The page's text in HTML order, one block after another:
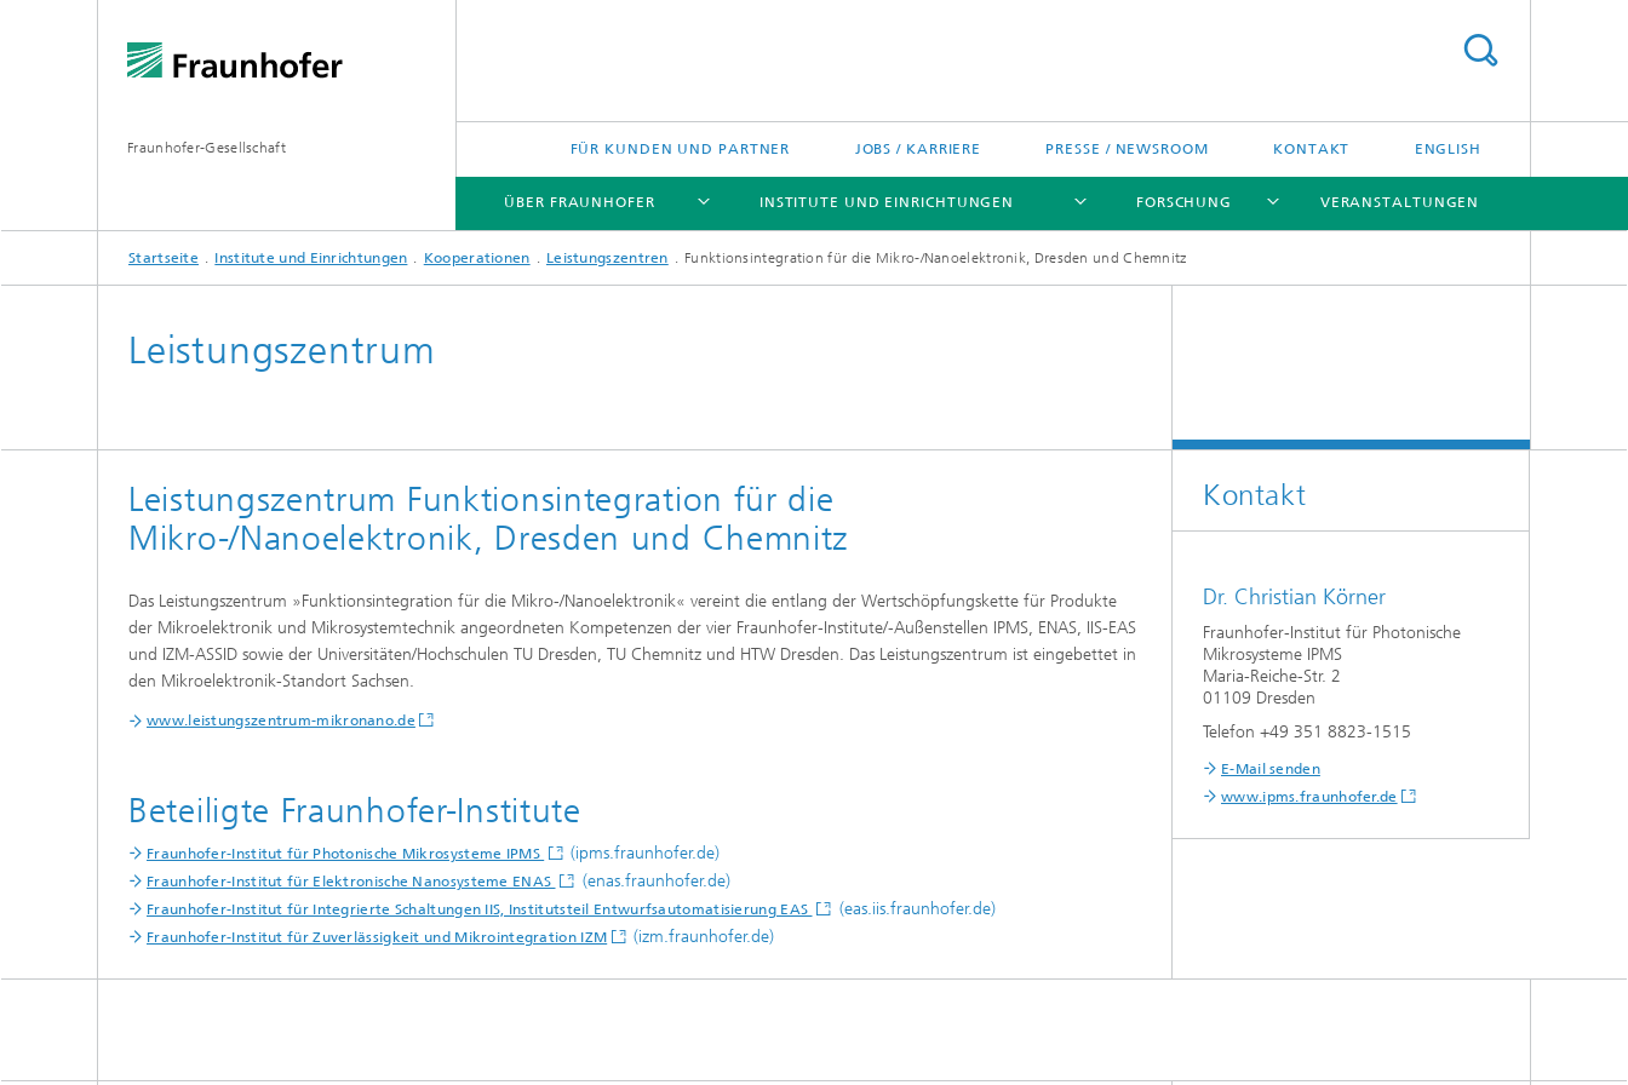
Fraunhofer-Gesellschaft FÜR KUNDEN UND PARTNER JOBS / KARRIERE PRESSE / NEWSROOM KONTAKT ENGLISH
ÜBER FRAUNHOFER
ÜBER FRAUNHOFER
Fraunhofer-Preisverleihung
INSTITUTE UND EINRICHTUNGEN
INSTITUTE UND EINRICHTUNGEN
Fraunhofer-Allianzen
Fraunhofer Cluster of Excellence Leistungszentren
Nord- und Südamerika
FORSCHUNG
FORSCHUNG
Leitprojekte
VERANSTALTUNGEN
Startseite Institute und Einrichtungen Kooperationen Leistungszentren Funktionsintegration für die Mikro-/Nanoelektronik, Dresden und Chemnitz
Leistungszentrum
Leistungszentrum Funktionsintegration für die
Mikro-/Nanoelektronik, Dresden und Chemnitz
Das Leistungszentrum »Funktionsintegration für die Mikro-/Nanoelektronik« vereint die entlang der Wertschöpfungskette für Produkte
der Mikroelektronik und Mikrosystemtechnik angeordneten Kompetenzen der vier Fraunhofer-Institute/-Außenstellen IPMS, ENAS, IIS-EAS
und IZM-ASSID sowie der Universitäten/Hochschulen TU Dresden, TU Chemnitz und HTW Dresden. Das Leistungszentrum ist eingebettet in
den Mikroelektronik-Standort Sachsen.
www.leistungszentrum-mikronano.de
Beteiligte Fraunhofer-Institute
Fraunhofer-Institut für Photonische Mikrosysteme IPMS (ipms.fraunhofer.de)
Fraunhofer-Institut für Elektronische Nanosysteme ENAS (enas.fraunhofer.de)
Fraunhofer-Institut für Integrierte Schaltungen IIS, Institutsteil Entwurfsautomatisierung EAS (eas.iis.fraunhofer.de)
Fraunhofer-Institut für Zuverlässigkeit und Mikrointegration IZM (izm.fraunhofer.de)
Kontakt
Dr. Christian Körner
Fraunhofer-Institut für Photonische
Mikrosysteme IPMS
Maria-Reiche-Str. 2
01109 Dresden
Telefon +49 351 8823-1515
E-Mail senden
www.ipms.fraunhofer.de